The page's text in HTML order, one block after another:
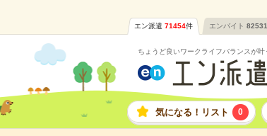
エン派遣 71454件 エンバイト 82531
ちょうど良いワークライフバランスが叶
気になる！リスト 0